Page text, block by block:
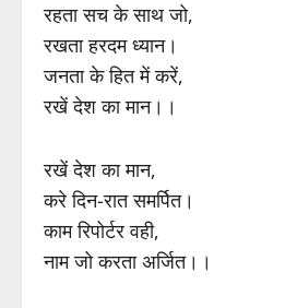
रहता सच के साथ जो,
रखता हरदम ध्यान।
जनता के हित में करें,
रखें देश का मान।।
रखें देश का मान,
करे दिन-रात समर्पित।
काम रिपोर्टर वही,
नाम जो करता अर्जित।।